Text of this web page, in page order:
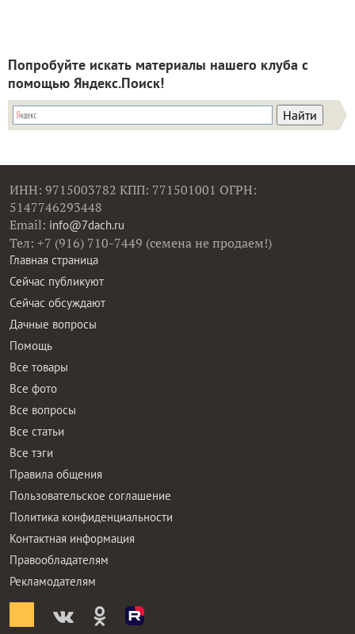
Попробуйте искать материалы нашего клуба с
помощью Яндекс.Поиск!
ИНН: 9715003782 КПП: 771501001 ОГРН:
5147746293448
Email: info@7dach.ru
Тел: +7 (916) 710-7449 (семена не продаем!)
Главная страница
Сейчас публикуют
Сейчас обсуждают
Дачные вопросы
Помощь
Все товары
Все фото
Все вопросы
Все статьи
Все тэги
Правила общения
Пользовательское соглашение
Политика конфиденциальности
Контактная информация
Правообладателям
Рекламодателям